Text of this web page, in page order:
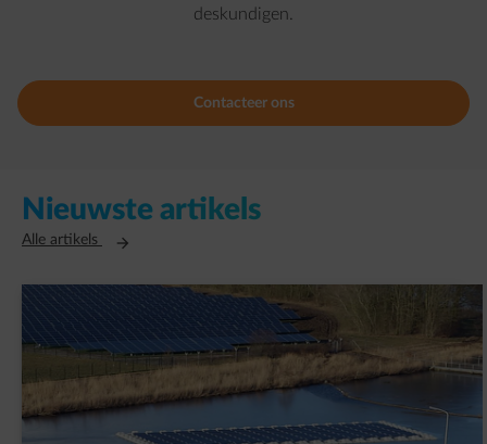
deskundigen.
Contacteer ons
Nieuwste artikels
Alle artikels Opent in een nieuw tabblad